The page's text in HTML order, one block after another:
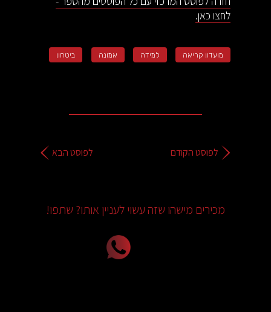
לחצו כאן.
מועדון קריאה למידה אמונה ביטחון
לפוסט הקודם לפוסט הבא
מכירים מישהו שזה עשוי לעניין אותו? שתפו!